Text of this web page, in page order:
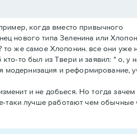
когда вместо привычного
нового типа Зеленина или
то же самое Хлопонин. все они уже
то был из Твери и заявил: " о, у
модернизация и реформирование,
и не добьеся. Но тогда зачем
таки лучше работают чем обычные